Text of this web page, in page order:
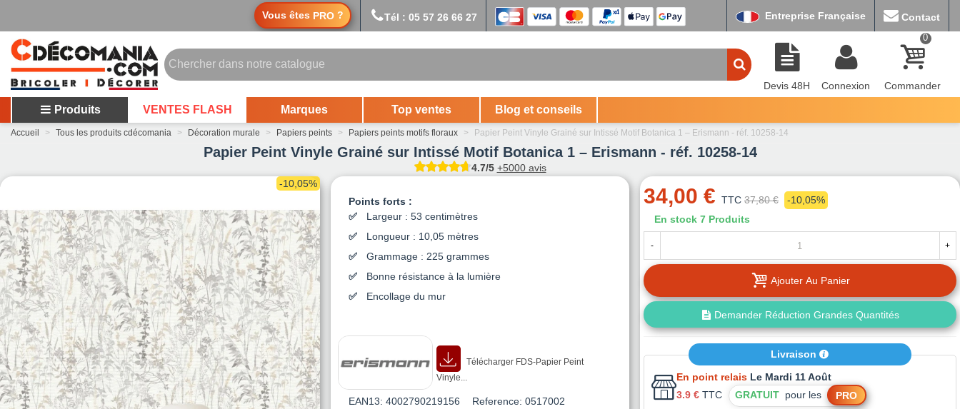
Vous êtes PRO ? Tél : 05 57 26 66 27 Entreprise Française Contact
Devis 48H Connexion
0
Commander
Produits VENTES FLASH Marques Top ventes Blog et conseils
Accueil > Tous les produits cdécomania > Décoration murale > Papiers peints > Papiers peints motifs floraux > Papier Peint Vinyle Grainé sur Intissé Motif Botanica 1 – Erismann - réf. 10258-14
Papier Peint Vinyle Grainé sur Intissé Motif Botanica 1 – Erismann - réf. 10258-14
4.7/5 +5000 avis
-10,05%
Points forts :
Largeur : 53 centimètres
Longueur : 10,05 mètres
Grammage : 225 grammes
Bonne résistance à la lumière
Encollage du mur
Télécharger FDS-Papier Peint
Vinyle...
EAN13: 4002790219156 Reference: 0517002
34,00 € TTC 37,80 €
-10,05%
En stock 7 Produits
- +
Ajouter Au Panier
Demander Réduction Grandes Quantités
Livraison
En point relais Le Mardi 11 Août
3.9 € TTC GRATUITpour les PRO